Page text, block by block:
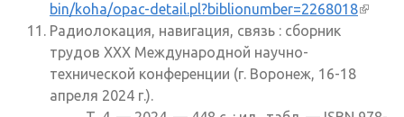
bin/koha/opac-detail.pl?biblionumber=2268018
Радиолокация, навигация, связь : сборник
трудов XXX Международной научно-
технической конференции (г. Воронеж, 16-18
апреля 2024 г.).